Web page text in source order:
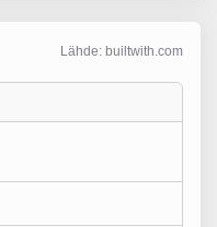
Lähde: builtwith.com